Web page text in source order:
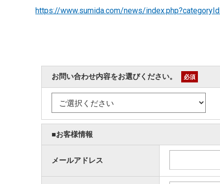
https://www.sumida.com/news/
お問い合わせ内容をお選びください。 必須
■お客様情報
メールアドレス